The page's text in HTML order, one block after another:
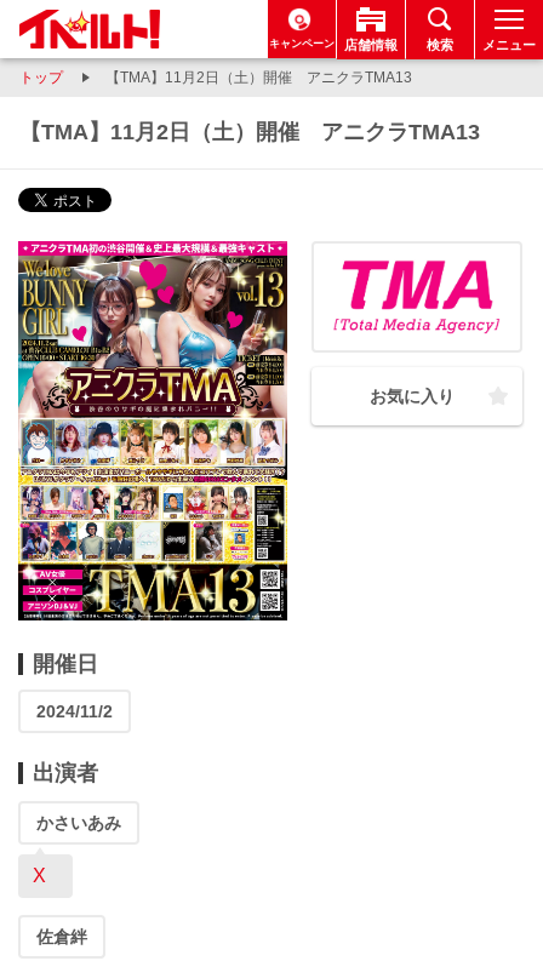
キャンペーン 店舗情報 検索 メニュー
トップ 【TMA】11月2日（土）開催 アニクラTMA13
【TMA】11月2日（土）開催 アニクラTMA13
お気に入り
開催日
2024/11/2
出演者
かさいあみ
X
佐倉絆